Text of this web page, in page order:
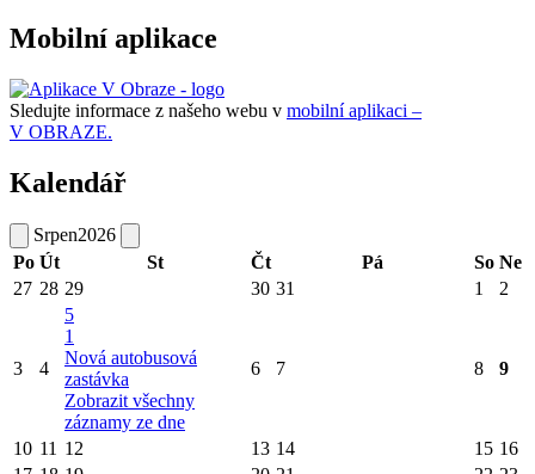
Mobilní aplikace
Sledujte informace z našeho webu v mobilní aplikaci –
V OBRAZE.
Kalendář
Srpen2026
Po Út St Čt Pá So Ne
27 28 29 30 31 1 2
3 4
5
1
Nová autobusová
zastávka
Zobrazit všechny
záznamy ze dne
6 7 8 9
10 11 12 13 14 15 16